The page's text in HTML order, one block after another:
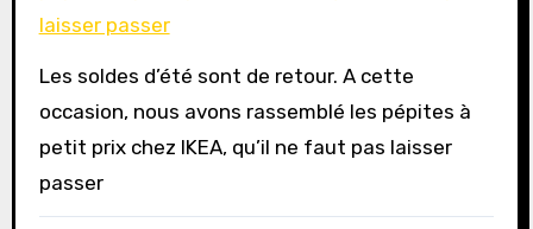
Les soldes d’été sont de retour. A cette
occasion, nous avons rassemblé les pépites à
petit prix chez IKEA, qu’il ne faut pas laisser
passer